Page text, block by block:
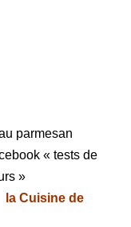
parmesan
« tests de
»
la Cuisine de